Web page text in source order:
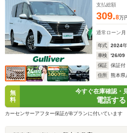
支払総額
309.8万
通常ローン 月
年式 2024年
車検
'26/09
保証
保証付
住所
熊本県
無
料
今すぐ在庫確認・
電話する
カーセンサーアフター保証がBプランに付いています